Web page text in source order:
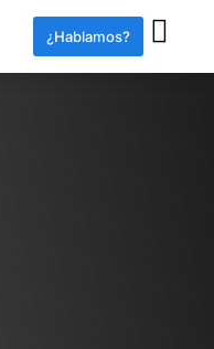
¿Hablamos?